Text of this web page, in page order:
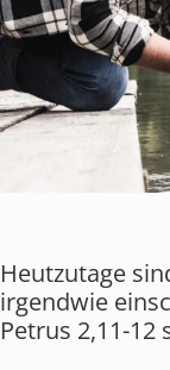
Heutzutage
irgendwie
Petrus 2,11-12